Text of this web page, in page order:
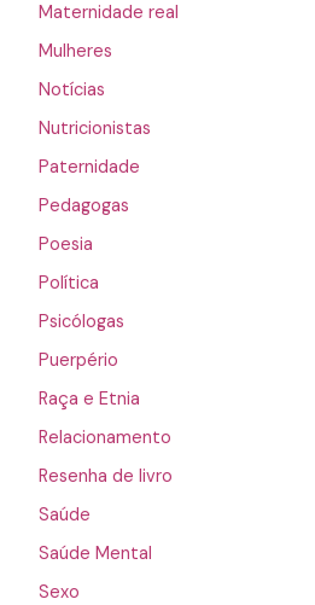
Maternidade real
Mulheres
Notícias
Nutricionistas
Paternidade
Pedagogas
Poesia
Política
Psicólogas
Puerpério
Raça e Etnia
Relacionamento
Resenha de livro
Saúde
Saúde Mental
Sexo